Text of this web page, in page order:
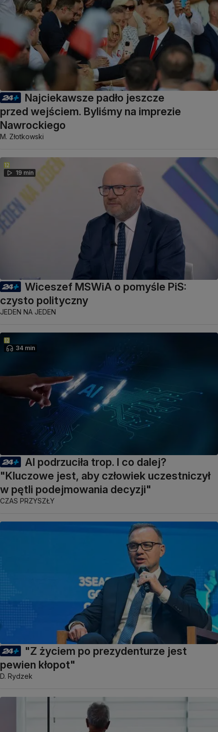
Najciekawsze padło jeszcze
przed wejściem. Byliśmy na imprezie
Nawrockiego
M. Złotkowski
19 min
Wiceszef MSWiA o pomyśle PiS:
czysto polityczny
JEDEN NA JEDEN
34 min
AI podrzuciła trop. I co dalej?
"Kluczowe jest, aby człowiek uczestniczył
w pętli podejmowania decyzji"
CZAS PRZYSZŁY
"Z życiem po prezydenturze jest
pewien kłopot"
D. Rydzek